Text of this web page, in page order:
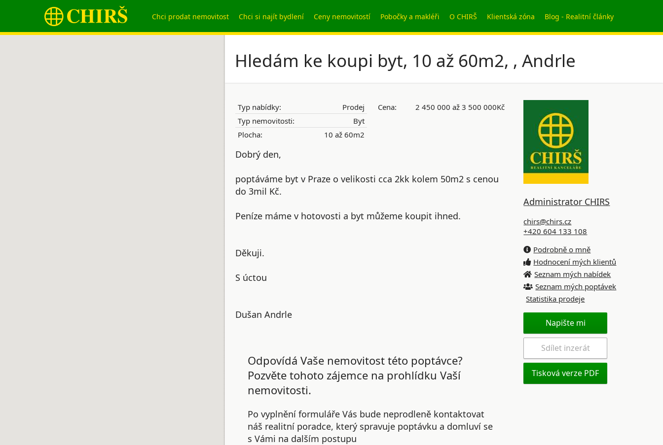
Chci prodat nemovitost Chci si najít bydlení Ceny nemovitostí Pobočky a makléři O CHIRŠ Klientská zóna Blog - Realitní články
Hledám ke koupi byt, 10 až 60m2, , Andrle
Typ nabídky:
Prodej
Typ nemovitosti:
Byt
Plocha:
10 až 60m2
Cena: 2 450 000 až 3 500 000Kč
Dobrý den,
poptáváme byt v Praze o velikosti cca 2kk kolem 50m2 s cenou
do 3mil Kč.
Peníze máme v hotovosti a byt můžeme koupit ihned.
Děkuji.
S úctou
Dušan Andrle
Odpovídá Vaše nemovitost této poptávce?
Pozvěte tohoto zájemce na prohlídku Vaší
nemovitosti.
Po vyplnění formuláře Vás bude neprodleně kontaktovat
náš realitní poradce, který spravuje poptávku a domluví se
s Vámi na dalším postupu
Administrator CHIRS
chirs@chirs.cz
+420 604 133 108
Podrobně o mně
Hodnocení mých klientů
Seznam mých nabídek
Seznam mých poptávek
Statistika prodeje
Napište mi
Sdílet inzerát
Tisková verze PDF